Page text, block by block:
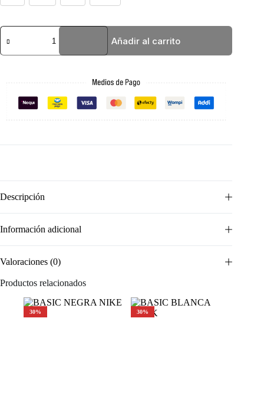
BASIC
AZUL
Añadir al carrito
Descripción
Información adicional
Valoraciones (0)
Productos relacionados
30% 30%